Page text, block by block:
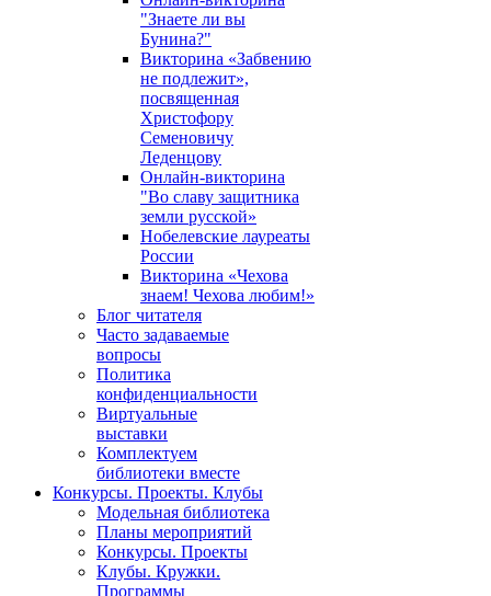
"Знаете ли вы
Бунина?"
Викторина «Забвению
не подлежит»,
посвященная
Христофору
Семеновичу
Леденцову
Онлайн-викторина
"Во славу защитника
земли русской»
Нобелевские лауреаты
России
Викторина «Чехова
знаем! Чехова любим!»
Блог читателя
Часто задаваемые
вопросы
Политика
конфиденциальности
Виртуальные
выставки
Комплектуем
библиотеки вместе
Конкурсы. Проекты. Клубы
Модельная библиотека
Планы мероприятий
Конкурсы. Проекты
Клубы. Кружки.
Программы